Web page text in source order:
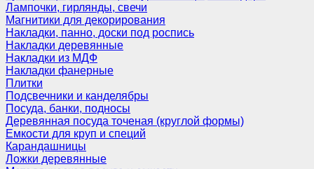
Лампочки, гирлянды, свечи
Магнитики для декорирования
Накладки, панно, доски под роспись
Накладки деревянные
Накладки из МДФ
Накладки фанерные
Плитки
Подсвечники и канделябры
Посуда, банки, подносы
Деревянная посуда точеная (круглой формы)
Емкости для круп и специй
Карандашницы
Ложки деревянные